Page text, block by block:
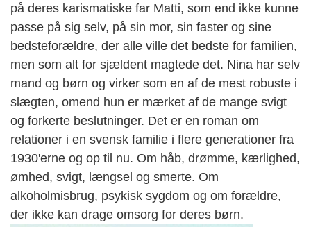
på deres karismatiske far Matti, som end ikke kunne
passe på sig selv, på sin mor, sin faster og sine
bedsteforældre, der alle ville det bedste for familien,
men som alt for sjældent magtede det. Nina har selv
mand og børn og virker som en af de mest robuste i
slægten, omend hun er mærket af de mange svigt
og forkerte beslutninger. Det er en roman om
relationer i en svensk familie i flere generationer fra
1930'erne og op til nu. Om håb, drømme, kærlighed,
ømhed, svigt, længsel og smerte. Om
alkoholmisbrug, psykisk sygdom og om forældre,
der ikke kan drage omsorg for deres børn.